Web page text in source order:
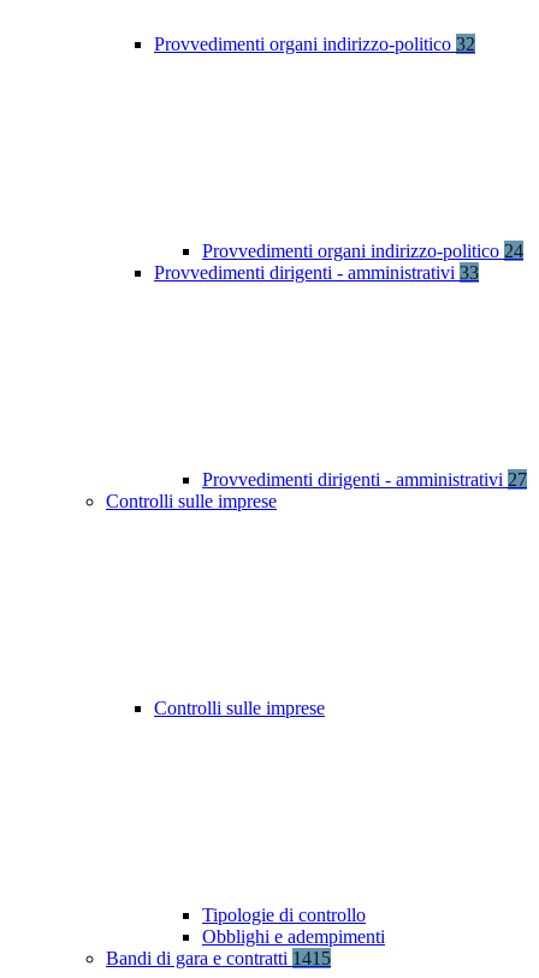
Provvedimenti organi indirizzo-politico 32
Provvedimenti organi indirizzo-politico 24
Provvedimenti dirigenti - amministrativi 33
Provvedimenti dirigenti - amministrativi 27
Controlli sulle imprese
Controlli sulle imprese
Tipologie di controllo
Obblighi e adempimenti
Bandi di gara e contratti 1415